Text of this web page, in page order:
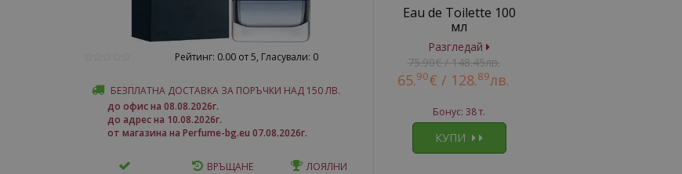
Рейтинг: 0.00 от 5, Гласували: 0
БЕЗПЛАТНА ДОСТАВКА ЗА ПОРЪЧКИ НАД 150 ЛВ.
до офис на 08.08.2026г.
до адрес на 10.08.2026г.
от магазина на Perfume-bg.eu 07.08.2026г.
ВРЪЩАНЕ
ЛОЯЛНИ
Eau de Toilette 100
мл
Разгледай
75.90€ / 148.45лв.
65.90€ / 128.89лв.
Бонус: 38 т.
КУПИ